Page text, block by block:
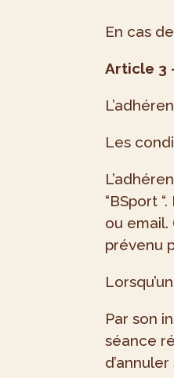
En cas
Article 3
Les
“BSport
ou email.
prévenu
Par son
séance